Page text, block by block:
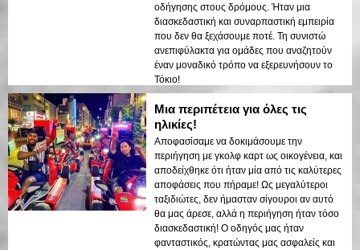
οδήγησης στους δρόμους. Ήταν μια
διασκεδαστική και συναρπαστική εμπειρία
που δεν θα ξεχάσουμε ποτέ. Τη συνιστώ
ανεπιφύλακτα για ομάδες που αναζητούν
έναν μοναδικό τρόπο να εξερευνήσουν το
Τόκιο!
Μια περιπέτεια για όλες τις
ηλικίες!
Αποφασίσαμε να δοκιμάσουμε την
περιήγηση με γκολφ καρτ ως οικογένεια, και
αποδείχθηκε ότι ήταν μία από τις καλύτερες
αποφάσεις που πήραμε! Ως μεγαλύτεροι
ταξιδιώτες, δεν ήμασταν σίγουροι αν αυτό
θα μας άρεσε, αλλά η περιήγηση ήταν τόσο
διασκεδαστική! Ο οδηγός μας ήταν
φανταστικός, κρατώντας μας ασφαλείς και